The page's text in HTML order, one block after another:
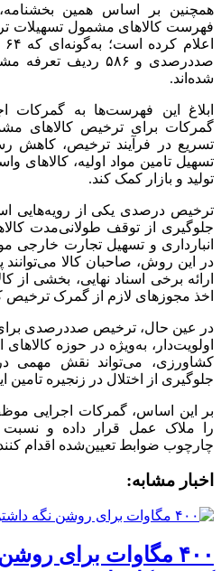
همچنین بر اساس همین
فهرست کالاهای مشمول تسهیلات
صددرصدی و ۵۸۶
شده‌اند.
ابلاغ این فهرست‌ها به گمرکات
گمرکات برای ترخیص کالاهای
تسریع در فرآیند ترخیص، کاهش
تسهیل تامین مواد اولیه، کالاهای
تولید و بازار کمک کند.
ترخیص درصدی یکی از رویه‌هایی
جلوگیری از توقف طولانی‌مدت
انبارداری و تسهیل تجارت خارجی
در این روش، صاحبان کالا
ارائه برخی اسناد نهایی، بخشی از
اخذ مجوزهای لازم از گمرک ترخیص
در عین حال، ترخیص صددرصدی برای
اولویت‌دار، به‌ویژه در حوزه
کشاورزی، می‌تواند نقش مهمی در
جلوگیری از اختلال در زنجیره تامین
بر این اساس، گمرکات اجرایی
را ملاک عمل قرار داده و نسبت
چارچوب ضوابط تعیین‌شده اقدام
اخبار مشابه:
۴۰۰ مگاوات برای